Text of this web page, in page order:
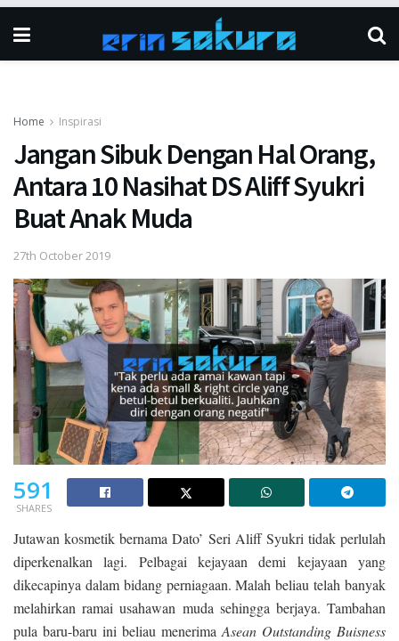
Home Inspirasi
Jangan Sibuk Dengan Hal Orang,
Antara 10 Nasihat DS Aliff Syukri
Buat Anak Muda
27th October 2019
591
SHARES
Jutawan kosmetik bernama Dato’ Seri Aliff Syukri tidak perlulah
diperkenalkan lagi. Pelbagai kejayaan demi kejayaan yang
dikecapinya dalam bidang perniagaan. Malah beliau telah banyak
melahirkan ramai usahawan muda sehingga berjaya. Tambahan
pula baru-baru ini beliau menerima Asean Outstanding Buisness